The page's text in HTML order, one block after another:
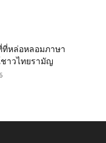
ที่หล่อหลอมภาษา
าวไทยรามัญ